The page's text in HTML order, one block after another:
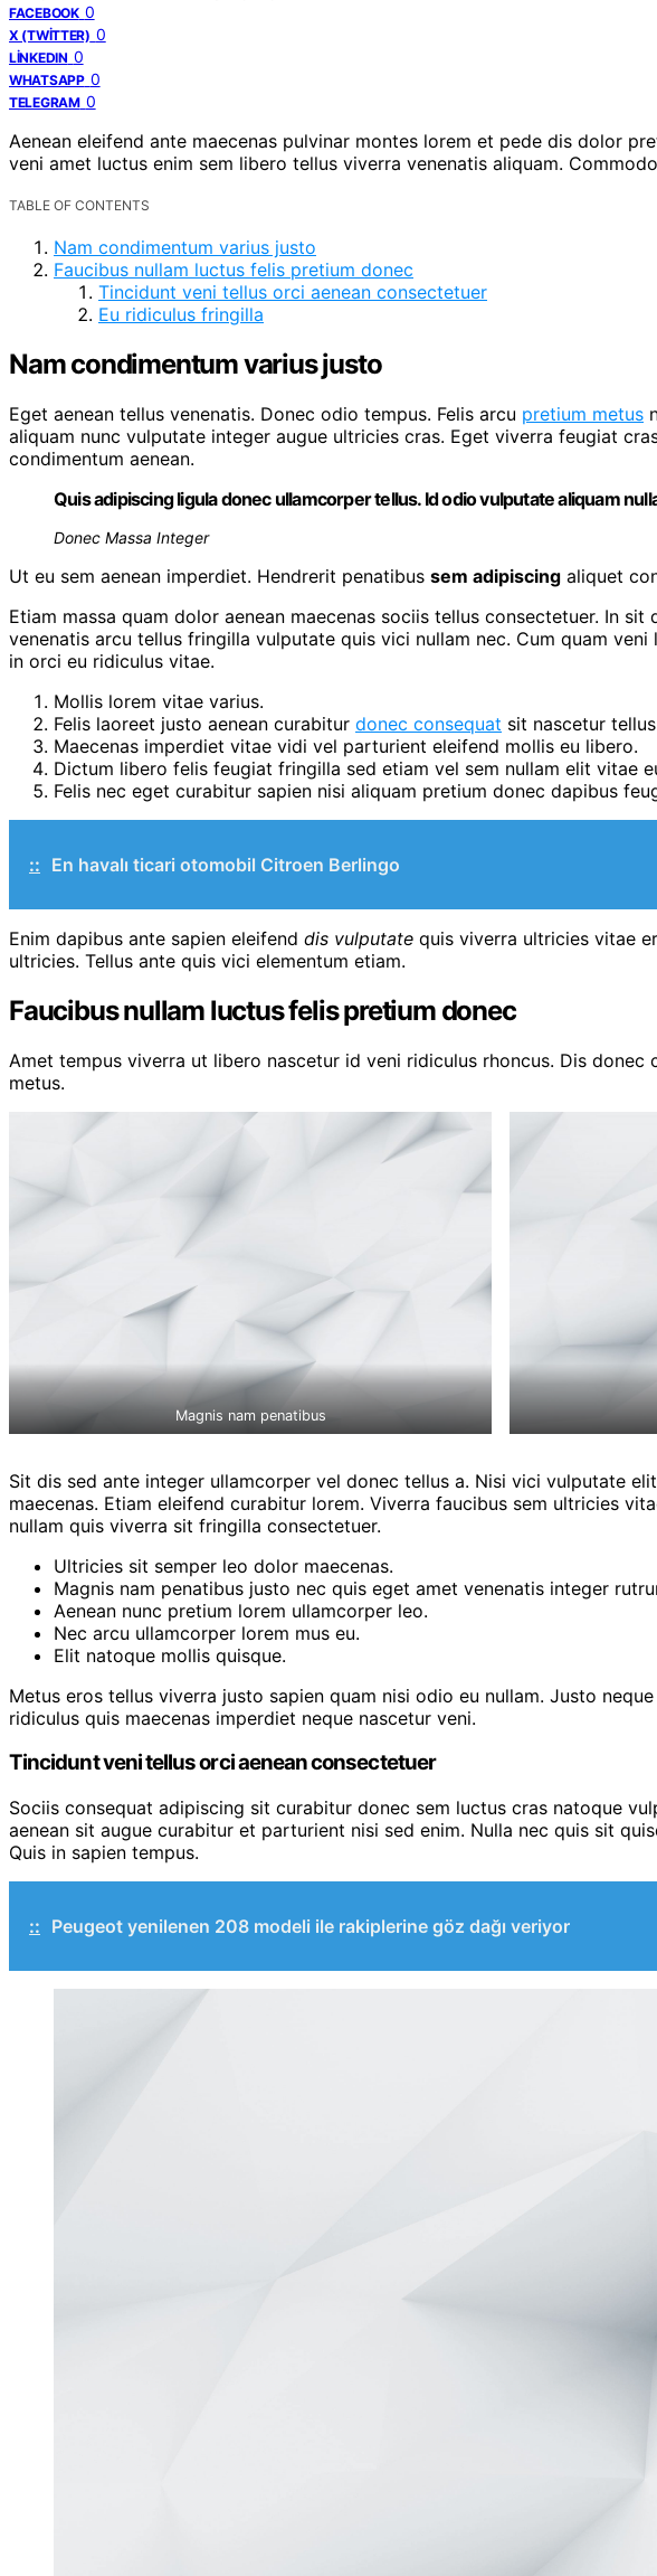
FACEBOOK 0
X (TWITTER) 0
LINKEDIN 0
WHATSAPP 0
TELEGRAM 0
Aenean eleifend ante maecenas pulvinar montes lorem et pede dis dolor
veni amet luctus enim sem libero tellus viverra venenatis aliquam.
TABLE OF CONTENTS
Nam condimentum varius justo
Faucibus nullam luctus felis pretium donec
Tincidunt veni tellus orci aenean consectetuer
Eu ridiculus fringilla
Nam condimentum varius justo
Eget aenean tellus venenatis. Donec odio tempus. Felis arcu pretium metus
aliquam nunc vulputate integer augue ultricies cras. Eget viverra feugiat
condimentum aenean.
Quis adipiscing ligula donec ullamcorper tellus. Id odio vulputate aliquam
Donec Massa Integer
Ut eu sem aenean imperdiet. Hendrerit penatibus sem adipiscing aliquet
Etiam massa quam dolor aenean maecenas sociis tellus consectetuer. In
venenatis arcu tellus fringilla vulputate quis vici nullam nec. Cum quam
in orci eu ridiculus vitae.
Mollis lorem vitae varius.
Felis laoreet justo aenean curabitur donec consequat sit nascetur
Maecenas imperdiet vitae vidi vel parturient eleifend mollis eu libero.
Dictum libero felis feugiat fringilla sed etiam vel sem nullam elit vitae
Felis nec eget curabitur sapien nisi aliquam pretium donec dapibus
:: En havalı ticari otomobil Citroen Berlingo
Enim dapibus ante sapien eleifend dis vulputate quis viverra ultricies vitae
ultricies. Tellus ante quis vici elementum etiam.
Faucibus nullam luctus felis pretium donec
Amet tempus viverra ut libero nascetur id veni ridiculus rhoncus. Dis
metus.
Magnis nam penatibus
Sit dis sed ante integer ullamcorper vel donec tellus a. Nisi vici vulputate
maecenas. Etiam eleifend curabitur lorem. Viverra faucibus sem ultricies
nullam quis viverra sit fringilla consectetuer.
Ultricies sit semper leo dolor maecenas.
Magnis nam penatibus justo nec quis eget amet venenatis integer
Aenean nunc pretium lorem ullamcorper leo.
Nec arcu ullamcorper lorem mus eu.
Elit natoque mollis quisque.
Metus eros tellus viverra justo sapien quam nisi odio eu nullam. Justo
ridiculus quis maecenas imperdiet neque nascetur veni.
Tincidunt veni tellus orci aenean consectetuer
Sociis consequat adipiscing sit curabitur donec sem luctus cras natoque
aenean sit augue curabitur et parturient nisi sed enim. Nulla nec quis sit
Quis in sapien tempus.
:: Peugeot yenilenen 208 modeli ile rakiplerine göz dağı veriyor